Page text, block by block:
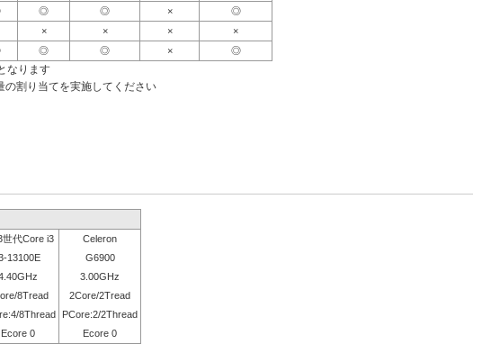
◎ ◎ ×
◎
× × ×
×
◎ ◎ × ◎
なります
割り当てを実施してください
世代Core i3
Celeron
13100E
G6900
3.00GHz
8Tread
2Core/2Tread
8Thread
PCore:2/2Thread
Ecore 0 Ecore 0